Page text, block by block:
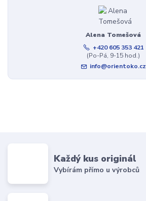
Alena Tomešová
+420 605 353 421
(Po-Pá, 9-15 hod.)
info@orientoko.cz
Každý kus originál
Vybírám přímo u výrobců